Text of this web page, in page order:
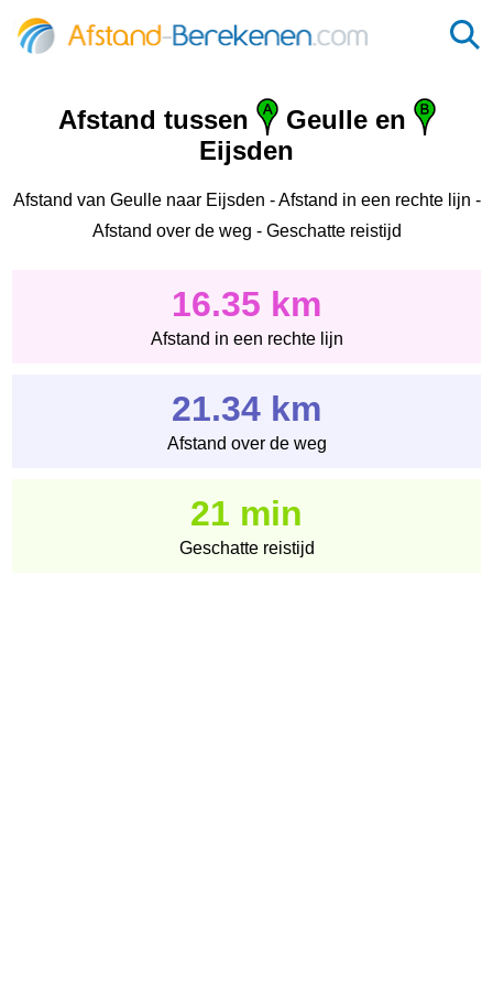
Afstand tussen
Geulle en
Eijsden
Afstand van Geulle naar Eijsden - Afstand in een rechte lijn -
Afstand over de weg - Geschatte reistijd
16.35 km
Afstand in een rechte lijn
21.34 km
Afstand over de weg
21 min
Geschatte reistijd